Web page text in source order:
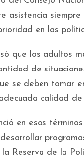
asistencia
en las
que los adultos
de
se deben tomar
calidad de
en esos
Reserva de la